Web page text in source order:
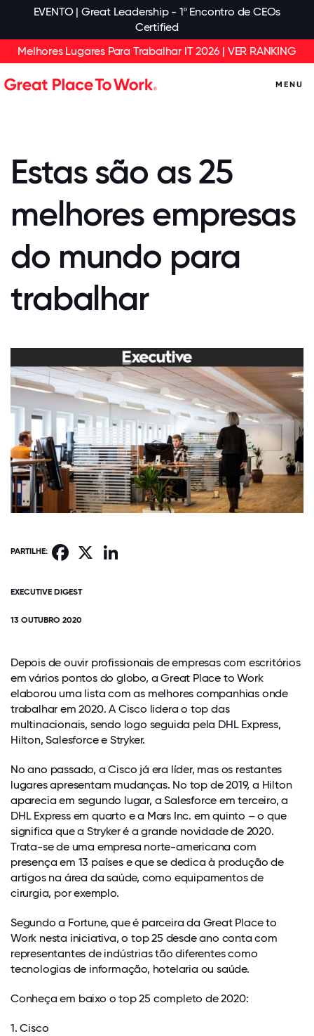
EVENTO | Great Leadership - 1º Encontro de CEOs
Certified
Melhores Lugares Para Trabalhar IT 2026 | VER RANKING
MENU
Estas são as 25
melhores empresas
do mundo para
trabalhar
PARTILHE: Facebook
EXECUTIVE DIGEST
13 OUTUBRO 2020
Depois de ouvir profissionais de empresas com escritórios
em vários pontos do globo, a Great Place to Work
elaborou uma lista com as melhores companhias onde
trabalhar em 2020. A Cisco lidera o top das
multinacionais, sendo logo seguida pela DHL Express,
Hilton, Salesforce e Stryker.
No ano passado, a Cisco já era líder, mas os restantes
lugares apresentam mudanças. No top de 2019, a Hilton
aparecia em segundo lugar, a Salesforce em terceiro, a
DHL Express em quarto e a Mars Inc. em quinto – o que
significa que a Stryker é a grande novidade de 2020.
Trata-se de uma empresa norte-americana com
presença em 13 países e que se dedica à produção de
artigos na área da saúde, como equipamentos de
cirurgia, por exemplo.
Segundo a Fortune, que é parceira da Great Place to
Work nesta iniciativa, o top 25 desde ano conta com
representantes de indústrias tão diferentes como
tecnologias de informação, hotelaria ou saúde.
Conheça em baixo o top 25 completo de 2020:
1. Cisco